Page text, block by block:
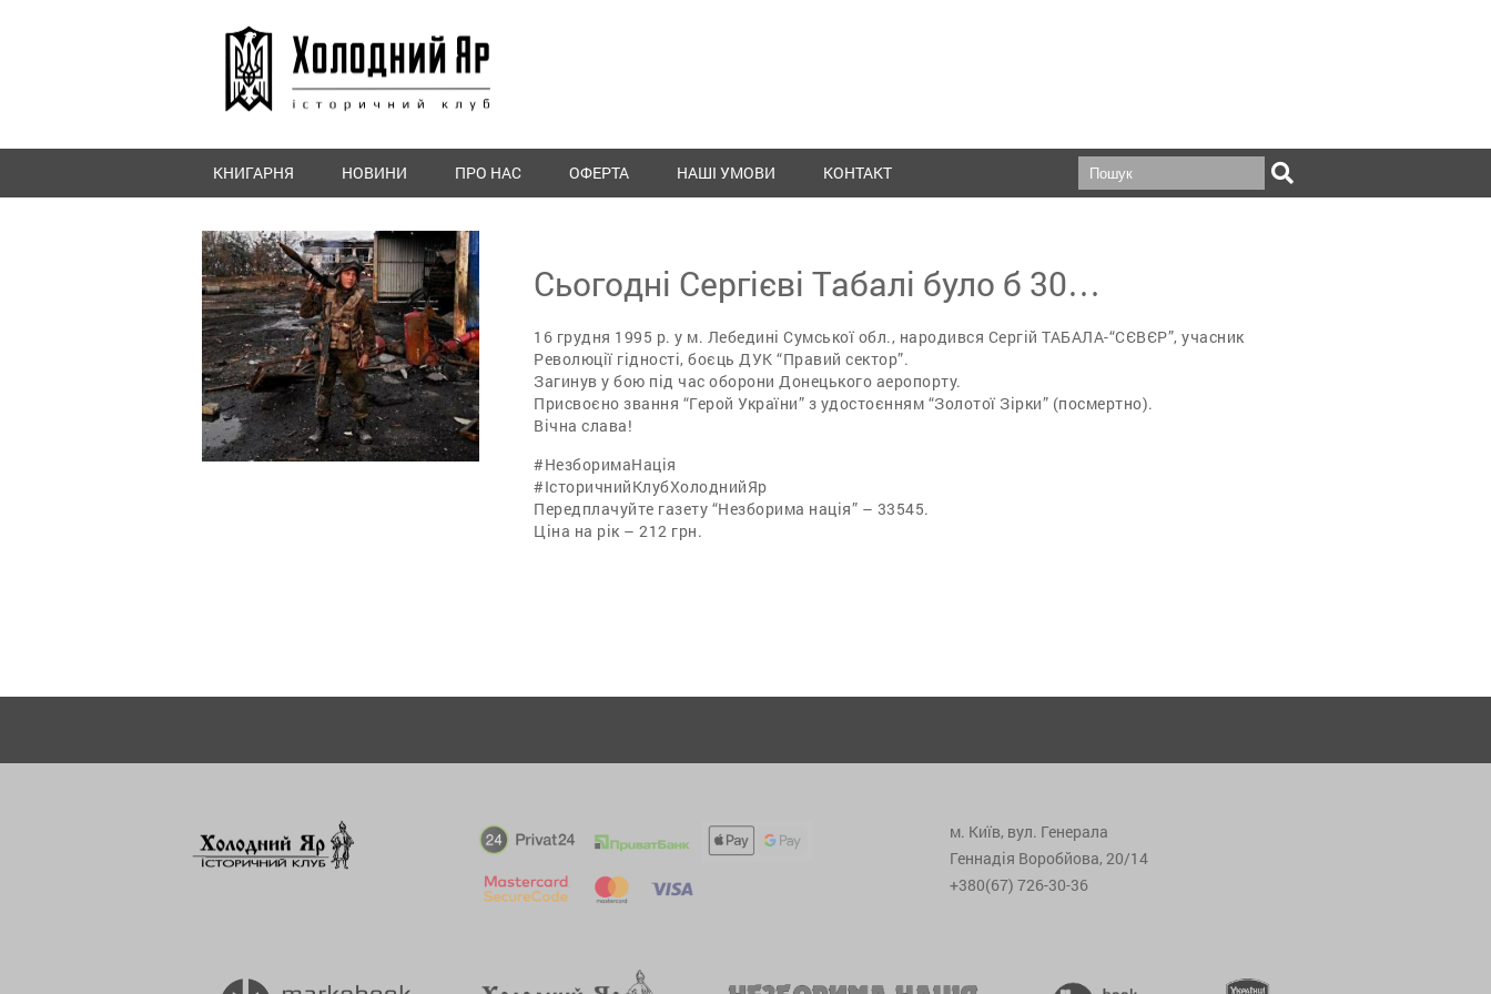
КНИГАРНЯ НОВИНИ ПРО НАС ОФЕРТА НАШІ УМОВИ КОНТАКТ
Сьогодні Сергієві Табалі було б 30…
16 грудня 1995 р. у м. Лебедині Сумської обл., народився Сергій ТАБАЛА-“СЄВЄР”, учасник
Революції гідності, боєць ДУК “Правий сектор”.
Загинув у бою під час оборони Донецького аеропорту.
Присвоєно звання “Герой України” з удостоєнням “Золотої Зірки” (посмертно).
Вічна слава!
#НезборимаНація
#ІсторичнийКлубХолоднийЯр
Передплачуйте газету “Незборима нація” – 33545.
Ціна на рік – 212 грн.
м. Київ, вул. Генерала
Геннадія Воробйова, 20/14
+380(67) 726-30-36